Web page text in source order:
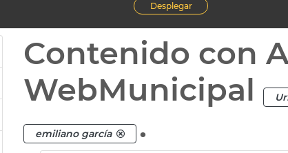
Desplegar
Contenido con
WebMunicipal
emiliano garcía .